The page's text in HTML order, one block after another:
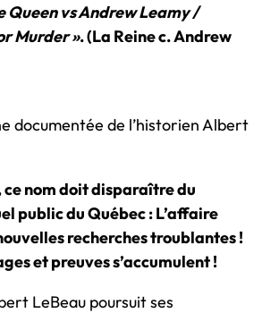
Queen vs Andrew Leamy /
Murder ». (La Reine c. Andrew
documentée de l’historien Albert
ce nom doit disparaître du
public du Québec : L’affaire
recherches troublantes !
et preuves s’accumulent !
LeBeau poursuit ses